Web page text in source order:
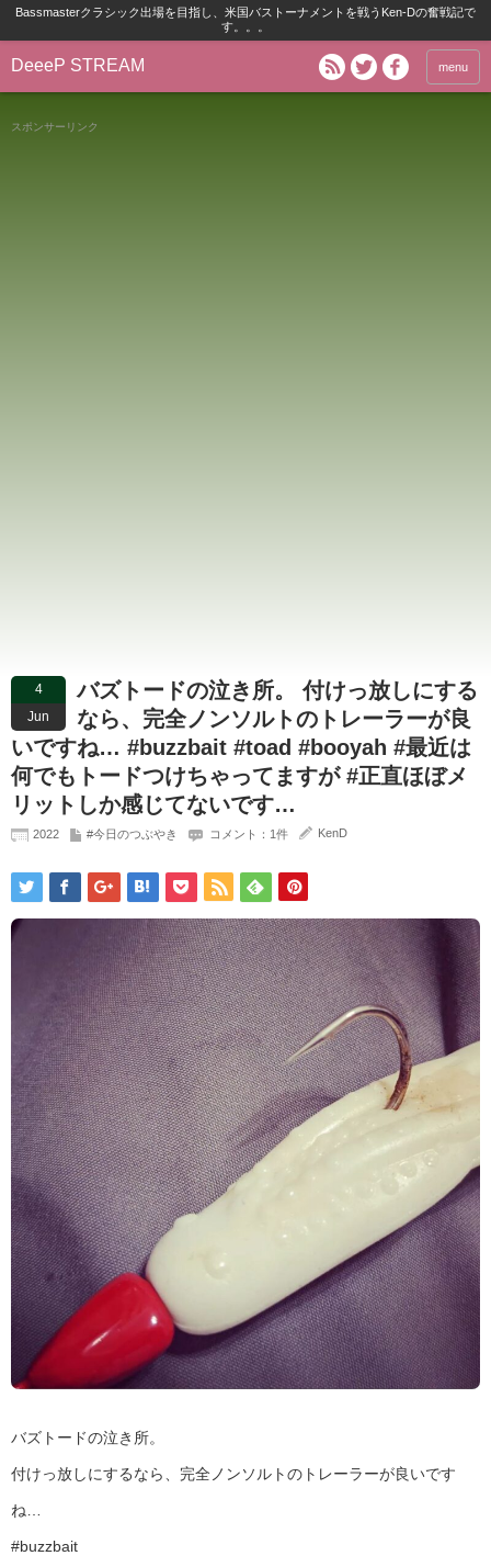
Bassmasterクラシック出場を目指し、米国バストーナメントを戦うKen-Dの奮戦記で
す。。。
DeeeP STREAM menu
スポンサーリンク
4
Jun
バズトードの泣き所。 付けっ放しにする
なら、完全ノンソルトのトレーラーが良
いですね… #buzzbait #toad #booyah #最近は
何でもトードつけちゃってますが #正直ほぼメ
リットしか感じてないです…
2022 #今日のつぶやき コメント：1件 KenD
バズトードの泣き所。
付けっ放しにするなら、完全ノンソルトのトレーラーが良いです
ね…
#buzzbait